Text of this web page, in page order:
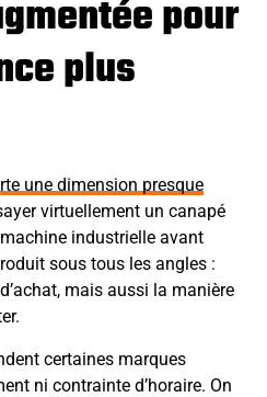
pour
plus
une dimension presque
virtuellement un canapé
industrielle avant
sous tous les angles :
mais aussi la manière
certaines marques
ni contrainte d’horaire. On